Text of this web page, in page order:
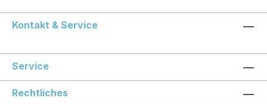
Kontakt & Service
Service
Rechtliches